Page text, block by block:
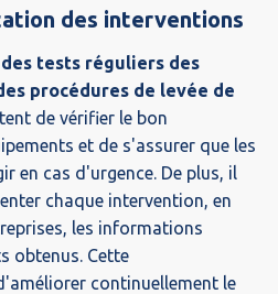
des interventions
tests réguliers des
procédures de levée de
de vérifier le bon
et de s'assurer que les
en cas d'urgence. De plus, il
chaque intervention, en
les informations
obtenus. Cette
continuellement le